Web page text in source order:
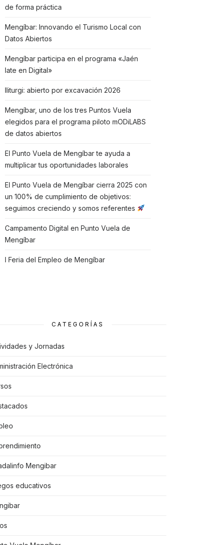
de forma práctica
Mengíbar: Innovando el Turismo Local con
Datos Abiertos
Mengíbar participa en el programa «Jaén
late en Digital»
Iliturgi: abierto por excavación 2026
Mengíbar, uno de los tres Puntos Vuela
elegidos para el programa piloto mODiLABS
de datos abiertos
El Punto Vuela de Mengíbar te ayuda a
multiplicar tus oportunidades laborales
El Punto Vuela de Mengíbar cierra 2025 con
un 100% de cumplimiento de objetivos:
seguimos creciendo y somos referentes
Campamento Digital en Punto Vuela de
Mengíbar
I Feria del Empleo de Mengíbar
CATEGORÍAS
y Jornadas
Electrónica
Mengibar
educativos